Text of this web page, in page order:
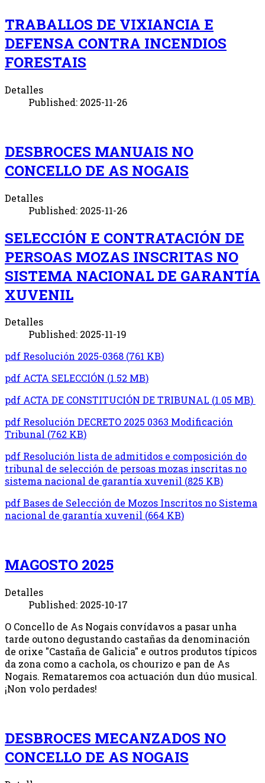
TRABALLOS DE VIXIANCIA E
DEFENSA CONTRA INCENDIOS
FORESTAIS
Detalles
Published: 2025-11-26
DESBROCES MANUAIS NO
CONCELLO DE AS NOGAIS
Detalles
Published: 2025-11-26
SELECCIÓN E CONTRATACIÓN DE
PERSOAS MOZAS INSCRITAS NO
SISTEMA NACIONAL DE GARANTÍA
XUVENIL
Detalles
Published: 2025-11-19
pdf Resolución 2025-0368 (761 KB)
pdf ACTA SELECCIÓN (1.52 MB)
pdf ACTA DE CONSTITUCIÓN DE TRIBUNAL (1.05 MB)
pdf Resolución DECRETO 2025 0363 Modificación
Tribunal (762 KB)
pdf Resolución lista de admitidos e composición do
tribunal de selección de persoas mozas inscritas no
sistema nacional de garantía xuvenil (825 KB)
pdfBases de Selección de Mozos Inscritos no Sistema
nacional de garantía xuvenil (664 KB)
MAGOSTO 2025
Detalles
Published: 2025-10-17
O Concello de As Nogais convídavos a pasar unha
tarde outono degustando castañas da denominación
de orixe "Castaña de Galicia" e outros produtos típicos
da zona como a cachola, os chourizo e pan de As
Nogais. Remataremos coa actuación dun dúo musical.
¡Non volo perdades!
DESBROCES MECANZADOS NO
CONCELLO DE AS NOGAIS